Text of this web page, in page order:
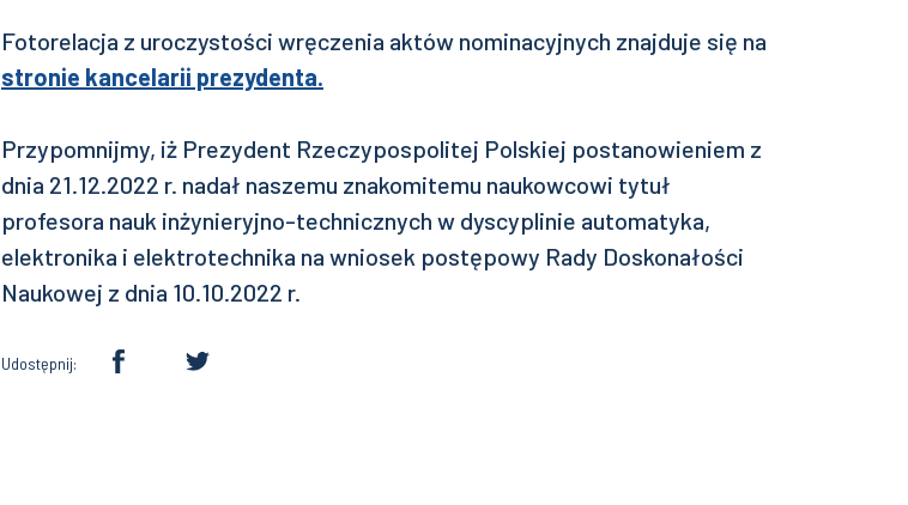
Fotorelacja z uroczystości wręczenia aktów nominacyjnych znajduje się na
stronie kancelarii prezydenta.
Przypomnijmy, iż Prezydent Rzeczypospolitej Polskiej postanowieniem z
dnia 21.12.2022 r. nadał naszemu znakomitemu naukowcowi tytuł
profesora nauk inżynieryjno-technicznych w dyscyplinie automatyka,
elektronika i elektrotechnika na wniosek postępowy Rady Doskonałości
Naukowej z dnia 10.10.2022 r.
Udostępnij: